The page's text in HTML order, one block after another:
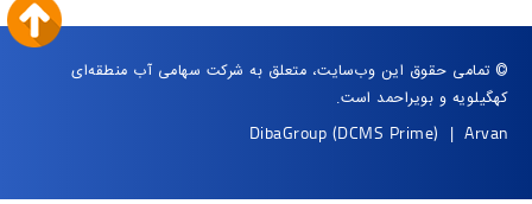
© تمامی حقوق این وب‌سایت، متعلق به شرکت سهامی آب منطقه‌ای
کهگیلویه و بویراحمد است.
DibaGroup (DCMS Prime) |Arvan